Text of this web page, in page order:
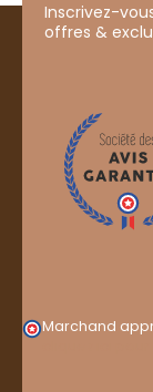
Inscrivez-
offres &
Marchand